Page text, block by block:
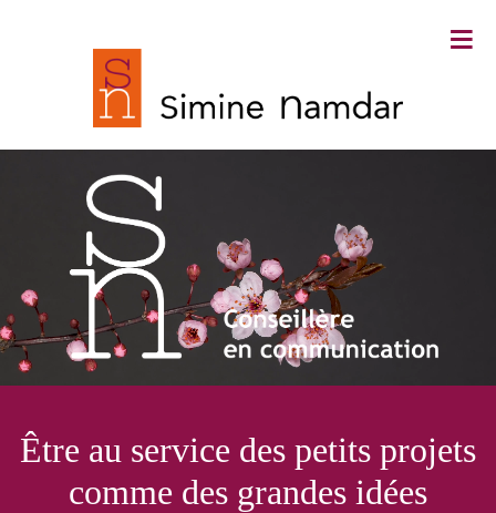
Simine Namdar ∙ Conseillère en
communication
Être au service des petits projets
comme des grandes idées
≡